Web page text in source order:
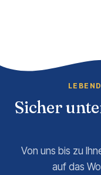
Sicher
Von uns bis zu
auf das